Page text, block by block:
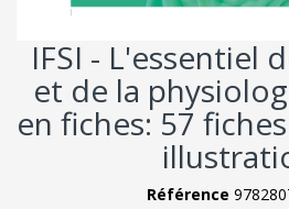
IFSI - L'essentiel
et de la
en fiches: 57
Référence